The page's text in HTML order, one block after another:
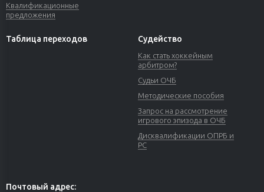
Квалификационные
предложения
Таблица переходов Судейство
Как стать хоккейным
арбитром?
Судьи ОЧБ
Методические пособия
Запрос на рассмотрение
игрового эпизода в ОЧБ
Дисквалификации ОПРБ и
РС
Почтовый адрес: